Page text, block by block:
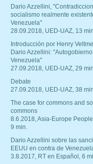
Dario Azzellini,
socialismo realmente
Venezuela"
28.09.2018, UED-UAZ, 13
Introducción por Henry
Dario Azzellini:
Venezuela"
27.09.2018, UED-UAZ, 29
Debate
27.09.2018, UED-UAZ, 38
The case for commons and
commons
8.6.2018, Asia-Europe
9 min.
Dario Azzellini sobre las
EEUU en contra de
3.8.2017, RT en Español, 6